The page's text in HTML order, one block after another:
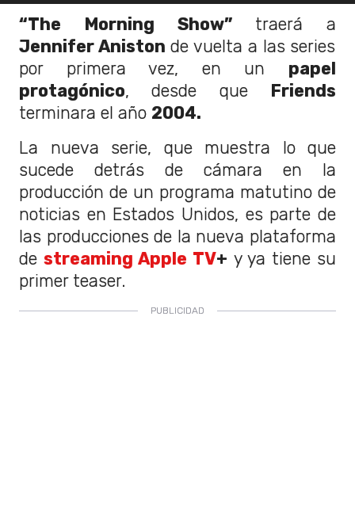
“The Morning Show”traerá a
Jennifer Aniston de vuelta a las series
por primera vez, en un papel
protagónico, desde que Friends
terminara el año 2004.
La nueva serie, que muestra lo que
sucede detrás de cámara en la
producción de un programa matutino de
noticias en Estados Unidos, es parte de
las producciones de la nueva plataforma
destreaming Apple TV+ y ya tiene su
primer teaser.